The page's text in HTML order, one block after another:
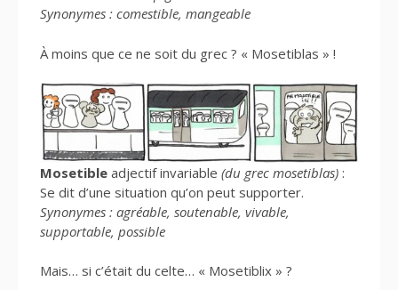
Synonymes : comestible, mangeable
À moins que ce ne soit du grec ? « Mosetiblas » !
Mosetible adjectif invariable (du grec mosetiblas) :
Se dit d’une situation qu’on peut supporter.
Synonymes : agréable, soutenable, vivable,
supportable, possible
Mais… si c’était du celte… « Mosetiblix » ?